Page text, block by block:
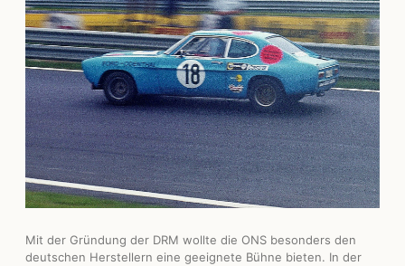
Mit der Gründung der DRM wollte die ONS besonders den
deutschen Herstellern eine geeignete Bühne bieten. In der